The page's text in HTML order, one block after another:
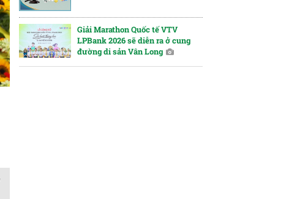
Giải Marathon Quốc tế VTV
LPBank 2026 sẽ diễn ra ở cung
đường di sản Vân Long